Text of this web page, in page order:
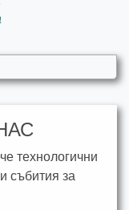
технологични
събития за